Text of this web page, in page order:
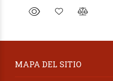
MAPA DEL SITIO